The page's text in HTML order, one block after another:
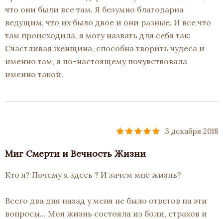
что они были все там. Я безумно благодарна
ведущим, что их было двое и они разные. И все что
там происходила, я могу назвать для себя так:
Счастливая женщина, способна творить чудеса и
именно там, я по-настоящему почувствовала
именно такой.
3 декабря 2018
Миг Смерти и Вечность Жизни
Кто я? Почему я здесь ? И зачем мне жизнь?
Всего два дня назад у меня не было ответов на эти
вопросы... Моя жизнь состояла из боли, страхов и